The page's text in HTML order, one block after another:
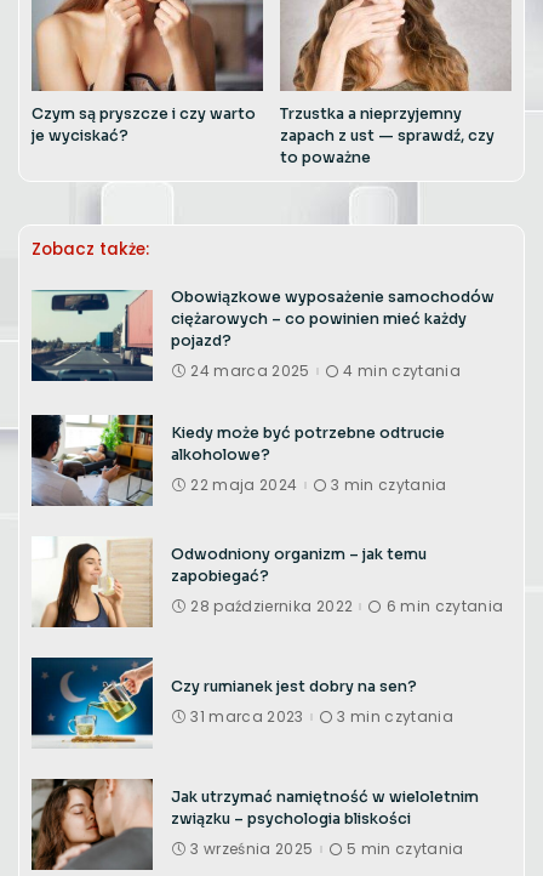
Czym są pryszcze i czy warto
je wyciskać?
Trzustka a nieprzyjemny
zapach z ust — sprawdź, czy
to poważne
Zobacz także:
Obowiązkowe wyposażenie samochodów
ciężarowych – co powinien mieć każdy
pojazd?
24 marca 2025 4 min czytania
Kiedy może być potrzebne odtrucie
alkoholowe?
22 maja 2024 3 min czytania
Odwodniony organizm – jak temu
zapobiegać?
28 października 2022 6 min czytania
Czy rumianek jest dobry na sen?
31 marca 2023 3 min czytania
Jak utrzymać namiętność w wieloletnim
związku – psychologia bliskości
3 września 2025 5 min czytania